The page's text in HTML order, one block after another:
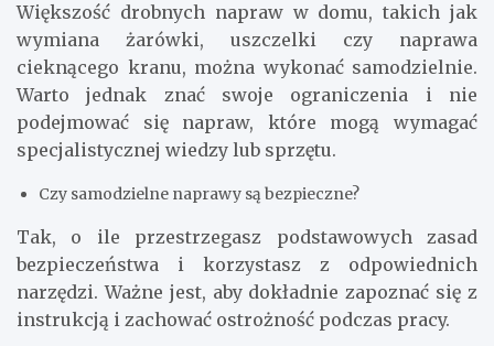
Większość drobnych napraw w domu, takich jak
wymiana żarówki, uszczelki czy naprawa
cieknącego kranu, można wykonać samodzielnie.
Warto jednak znać swoje ograniczenia i nie
podejmować się napraw, które mogą wymagać
specjalistycznej wiedzy lub sprzętu.
Czy samodzielne naprawy są bezpieczne?
Tak, o ile przestrzegasz podstawowych zasad
bezpieczeństwa i korzystasz z odpowiednich
narzędzi. Ważne jest, aby dokładnie zapoznać się z
instrukcją i zachować ostrożność podczas pracy.